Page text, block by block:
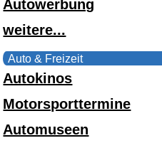
Autowerbung
weitere...
Auto & Freizeit
Autokinos
Motorsporttermine
Automuseen